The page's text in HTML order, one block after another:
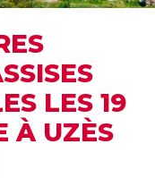
LES 19
À UZÈS